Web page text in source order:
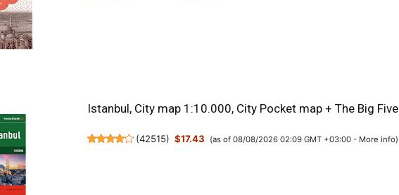
Istanbul, City map 1:10.000, City Pocket map + The Big Five
(42515) $17.43 (as of 08/08/2026 02:09 GMT +03:00 - More info)